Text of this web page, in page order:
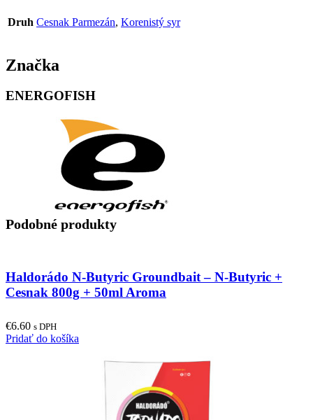
Druh Cesnak Parmezán, Korenistý syr
Značka
ENERGOFISH
Podobné produkty
Haldorádo N-Butyric Groundbait – N-Butyric +
Cesnak 800g + 50ml Aroma
€6.60 s DPH
Pridať do košíka